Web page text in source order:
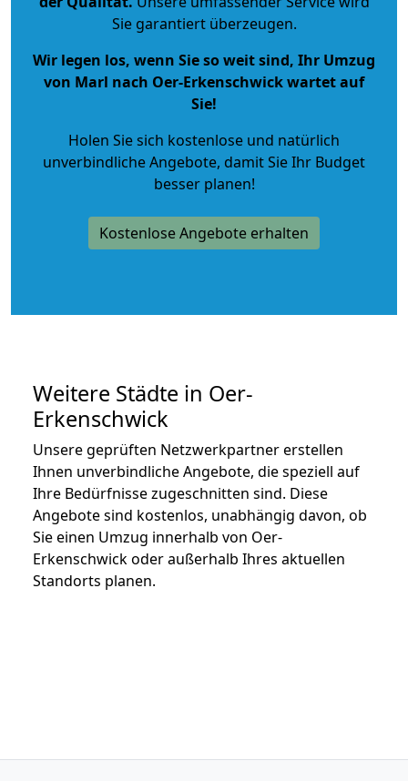
Sie garantiert überzeugen.
Wir legen los, wenn Sie so weit sind, Ihr Umzug
von Marl nach Oer-Erkenschwick wartet auf
Sie!
Holen Sie sich kostenlose und natürlich
unverbindliche Angebote, damit Sie Ihr Budget
besser planen!
Kostenlose Angebote erhalten
Weitere Städte in Oer-
Erkenschwick
Unsere geprüften Netzwerkpartner erstellen
Ihnen unverbindliche Angebote, die speziell auf
Ihre Bedürfnisse zugeschnitten sind. Diese
Angebote sind kostenlos, unabhängig davon, ob
Sie einen Umzug innerhalb von Oer-
Erkenschwick oder außerhalb Ihres aktuellen
Standorts planen.